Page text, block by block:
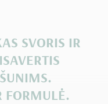
SVORIS IR
FORMULĖ.